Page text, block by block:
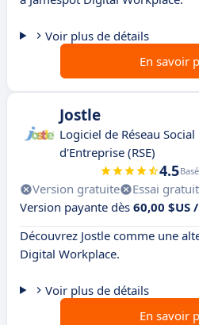
Voir plus de détails
En savoir
Jostle
Logiciel de Réseau Social
d'Entreprise (RSE)
4.5
Version gratuite Essai gratuit
Version payante dès 60,00 $US
Découvrez Jostle comme une
Digital Workplace.
Voir plus de détails
En savoir